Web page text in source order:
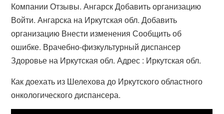
Компании Отзывы. Ангарск Добавить организацию
Войти. Ангарска на Иркутская обл. Добавить
организацию Внести изменения Сообщить об
ошибке. Врачебно-физкультурный диспансер
Здоровье на Иркутская обл. Адрес : Иркутская обл.
Как доехать из Шелехова до Иркутского областного
онкологического диспансера.